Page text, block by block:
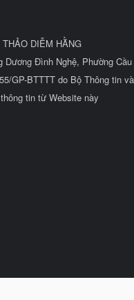
DIỄM HẰNG
Đình Nghệ, Phường
GP-BTTTT do Bộ Thông tin
tin từ Website này